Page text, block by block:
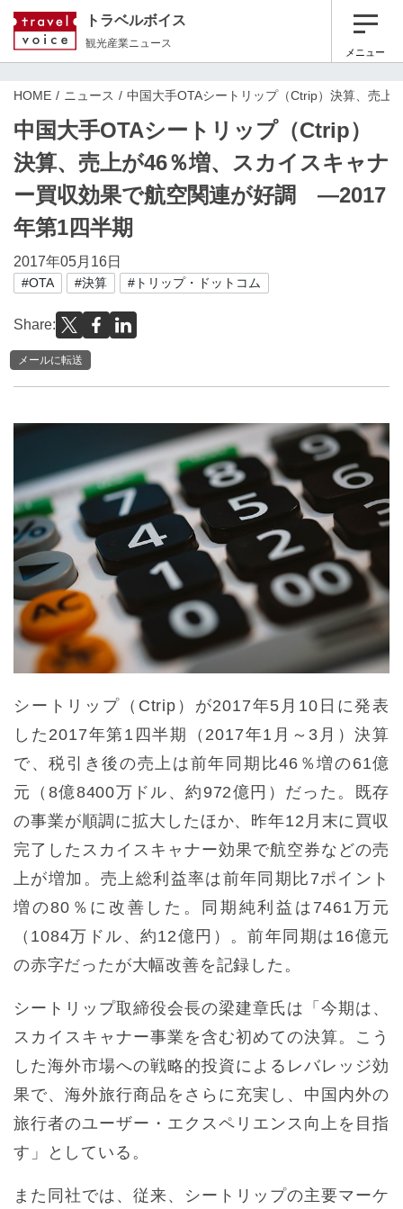
トラベルボイス
観光産業ニュース
メニュー
HOME ニュース 中国大手OTAシートリップ（Ctrip）決算、売
中国大手OTAシートリップ（Ctrip）
決算、売上が46％増、スカイスキャナ
ー買収効果で航空関連が好調 ―2017
年第1四半期
2017年05月16日
#OTA #決算 #トリップ・ドットコム
Share:
メールに転送
シートリップ（Ctrip）が2017年5月10日に発表
した2017年第1四半期（2017年1月～3月）決算
で、税引き後の売上は前年同期比46％増の61億
元（8億8400万ドル、約972億円）だった。既存
の事業が順調に拡大したほか、昨年12月末に買収
完了したスカイスキャナー効果で航空券などの売
上が増加。売上総利益率は前年同期比7ポイント
増の80％に改善した。同期純利益は7461万元
（1084万ドル、約12億円）。前年同期は16億元
の赤字だったが大幅改善を記録した。
シートリップ取締役会長の梁建章氏は「今期は、
スカイスキャナー事業を含む初めての決算。こう
した海外市場への戦略的投資によるレバレッジ効
果で、海外旅行商品をさらに充実し、中国内外の
旅行者のユーザー・エクスペリエンス向上を目指
す」としている。
また同社では、従来、シートリップの主要マーケ